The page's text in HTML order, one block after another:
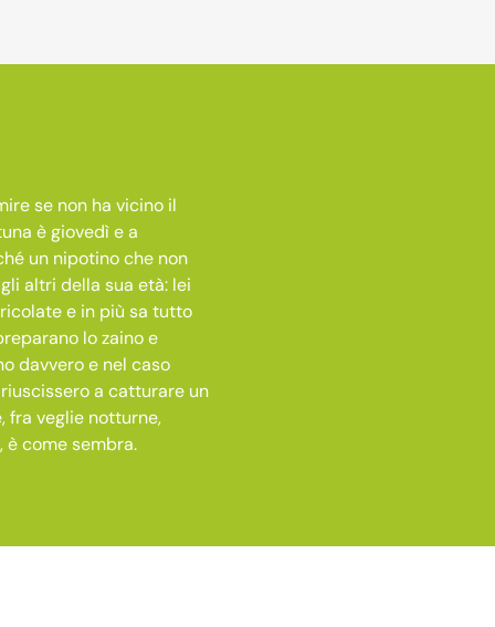
se non ha vicino il
è giovedì e a
un nipotino che non
altri della sua età: lei
e in più sa tutto
lo zaino e
davvero e nel caso
a catturare un
fra veglie notturne,
come sembra.